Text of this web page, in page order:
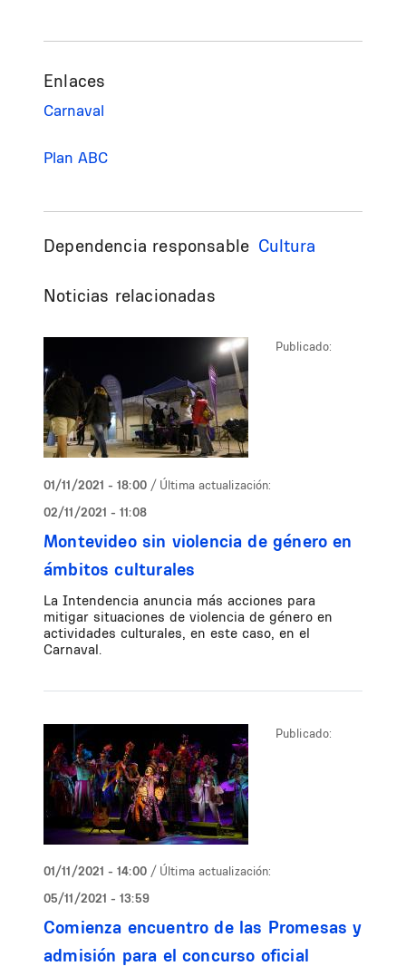
Enlaces
Carnaval
Plan ABC
Dependencia responsable Cultura
Noticias relacionadas
Publicado:
01/11/2021 - 18:00 / Última actualización:
02/11/2021 - 11:08
Montevideo sin violencia de género en
ámbitos culturales
La Intendencia anuncia más acciones para
mitigar situaciones de violencia de género en
actividades culturales, en este caso, en el
Carnaval.
Publicado:
01/11/2021 - 14:00 / Última actualización:
05/11/2021 - 13:59
Comienza encuentro de las Promesas y
admisión para el concurso oficial